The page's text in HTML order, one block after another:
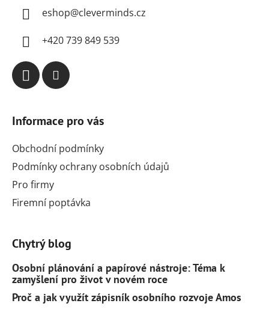
eshop@cleverminds.cz
+420 739 849 539
Informace pro vás
Obchodní podmínky
Podmínky ochrany osobních údajů
Pro firmy
Firemní poptávka
Chytrý blog
Osobní plánování a papírové nástroje: Téma k
zamyšlení pro život v novém roce
Proč a jak využít zápisník osobního rozvoje Amos